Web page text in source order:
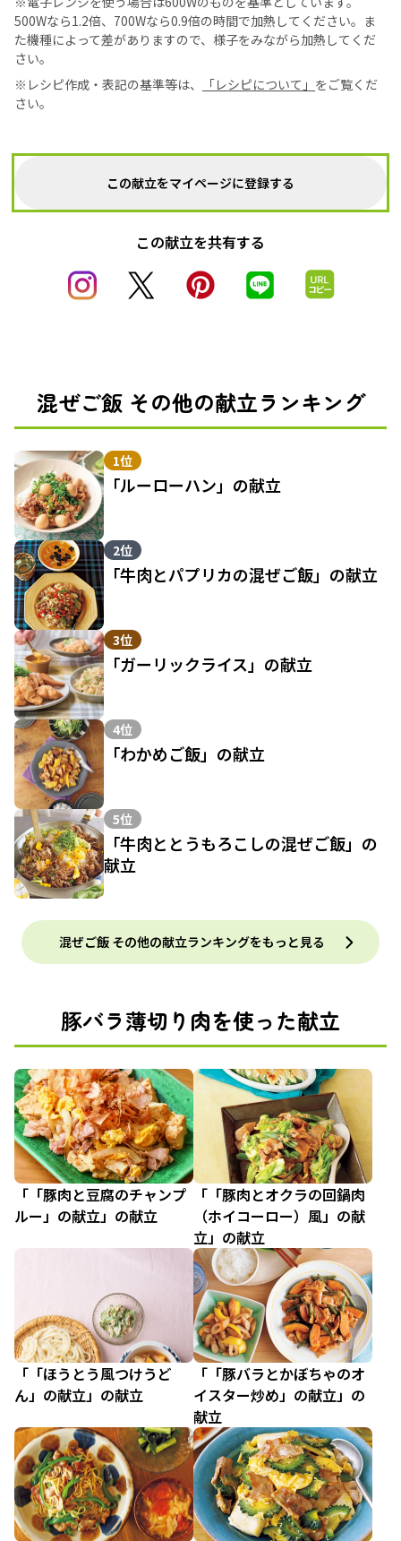
500Wなら1.2倍、700Wなら0.9倍の時間で加熱してください。ま
た機種によって差がありますので、様子をみながら加熱してくだ
さい。
※レシピ作成・表記の基準等は、
「レシピについて」 をご覧くだ
さい。
この献立をマイページに登録する
この献立を共有する
混ぜご飯 その他の献立ランキング
1位
「ルーローハン」の献立
2位
「牛肉とパプリカの混ぜご飯」の献立
3位
「ガーリックライス」の献立
4位
「わかめご飯」の献立
5位
「牛肉ととうもろこしの混ぜご飯」の
献立
混ぜご飯 その他の献立ランキングをもっと見る
豚バラ薄切り肉を使った献立
「「豚肉と豆腐のチャンプ
ルー」の献立」の献立
「「豚肉とオクラの回鍋肉
（ホイコーロー）風」の献
立」の献立
「「ほうとう風つけうど
ん」の献立」の献立
「「豚バラとかぼちゃのオ
イスター炒め」の献立」の
献立